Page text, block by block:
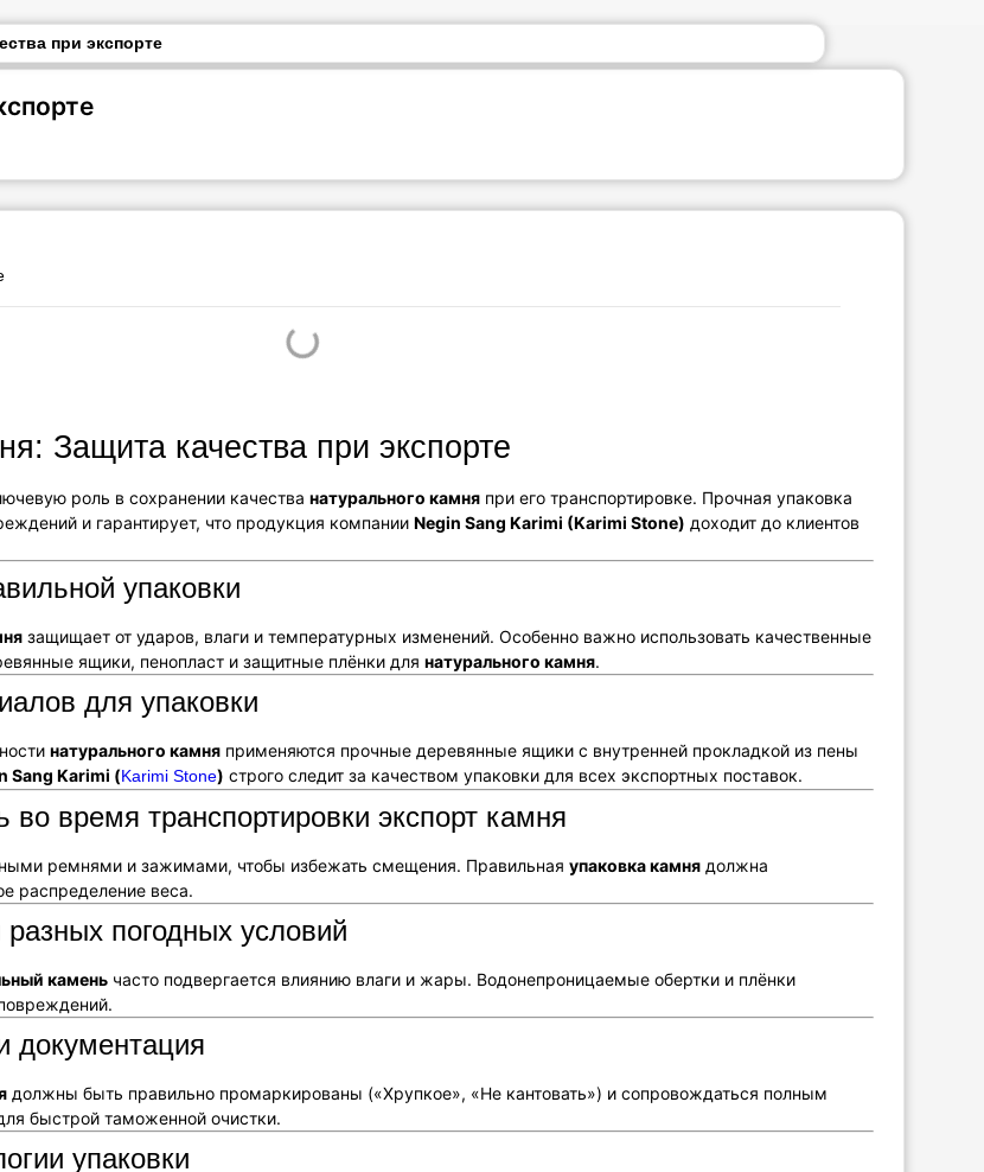
при экспорте
Защита качества при экспорте
роль в сохранении качестванатурального камня при его транспортировке. Прочная упаковка
и гарантирует, что продукция компанииNegin Sang Karimi (Karimi Stone) доходит до клиентов
упаковки
защищает от ударов, влаги и температурных изменений. Особенно важно использовать качественные
ящики, пенопласт и защитные плёнки длянатурального камня.
для упаковки
натурального камня применяются прочные деревянные ящики с внутренней прокладкой из пены
Sang Karimi (Karimi Stone) строго следит за качеством упаковки для всех экспортных поставок.
во время транспортировки экспорт камня
ремнями и зажимами, чтобы избежать смещения. Правильнаяупаковка камня должна
распределение веса.
погодных условий
камень часто подвергается влиянию влаги и жары. Водонепроницаемые обертки и плёнки
должны быть правильно промаркированы («Хрупкое», «Не кантовать») и сопровождаться полным
быстрой таможенной очистки.
упаковки